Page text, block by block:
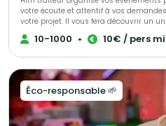
votre écoute et attentif à vos
votre projet. Il vous fera découvrir un
déjà trouvé satisfaction pour de
10-1000 • 10€ / pers
Éco-responsable 🌱